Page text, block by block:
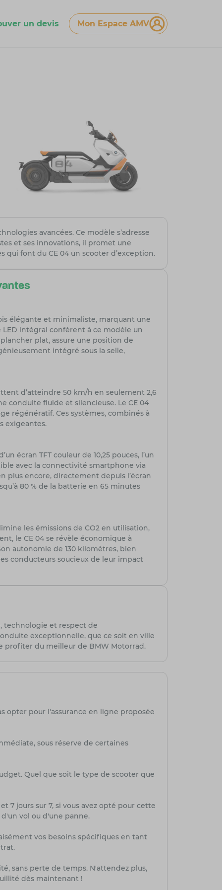
un devis Mon Espace AMV
avancées. Ce modèle s’adresse
et ses innovations, il promet une
font du CE 04 un scooter d’exception.
élégante et minimaliste, marquant une
intégral confèrent à ce modèle un
plat, assure une position de
intégré sous la selle,
d’atteindre 50 km/h en seulement 2,6
conduite fluide et silencieuse. Le CE 04
régénératif. Ces systèmes, combinés à
exigeantes.
écran TFT couleur de 10,25 pouces, l’un
avec la connectivité smartphone via
plus encore, directement depuis l’écran
80 % de la batterie en 65 minutes
les émissions de CO2 en utilisation,
le CE 04 se révèle économique à
autonomie de 130 kilomètres, bien
conducteurs soucieux de leur impact
technologie et respect de
exceptionnelle, que ce soit en ville
profiter du meilleur de BMW Motorrad.
opter pour l'assurance en ligne proposée
sous réserve de certaines
Quel que soit le type de scooter que
7 jours sur 7, si vous avez opté pour cette
vol ou d'une panne.
vos besoins spécifiques en tant
sans perte de temps. N'attendez plus,
dès maintenant !